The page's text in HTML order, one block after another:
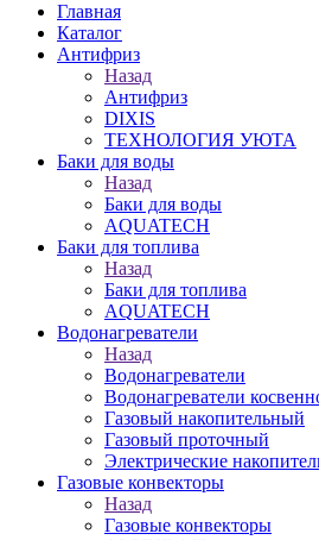
Главная
Каталог
Антифриз
Назад
Антифриз
DIXIS
ТЕХНОЛОГИЯ УЮТА
Баки для воды
Назад
Баки для воды
AQUATECH
Баки для топлива
Назад
Баки для топлива
AQUATECH
Водонагреватели
Назад
Водонагреватели
Водонагреватели
Газовый накопительный
Газовый проточный
Электрические
Газовые конвекторы
Назад
Газовые конвекторы